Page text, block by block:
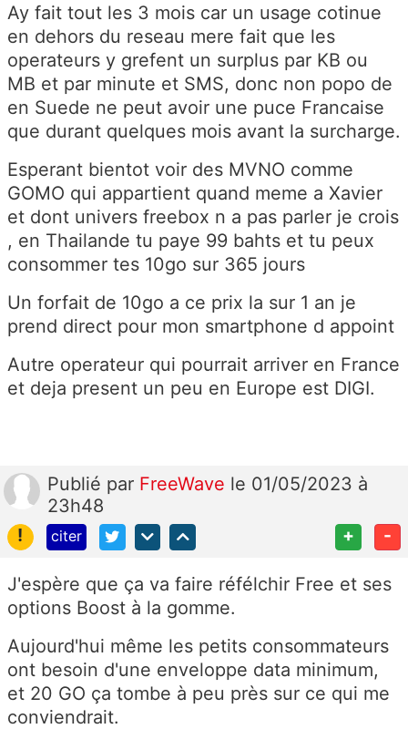
Ay fait tout les 3 mois car un usage cotinue
en dehors du reseau mere fait que les
operateurs y grefent un surplus par KB ou
MB et par minute et SMS, donc non popo de
en Suede ne peut avoir une puce Francaise
que durant quelques mois avant la surcharge.
Esperant bientot voir des MVNO comme
GOMO qui appartient quand meme a Xavier
et dont univers freebox n a pas parler je crois
, en Thailande tu paye 99 bahts et tu peux
consommer tes 10go sur 365 jours
Un forfait de 10go a ce prix la sur 1 an je
prend direct pour mon smartphone d appoint
Autre operateur qui pourrait arriver en France
et deja present un peu en Europe est DIGI.
Publié par FreeWave le 01/05/2023 à
23h48
!
citer + -
J'espère que ça va faire réfélchir Free et ses
options Boost à la gomme.
Aujourd'hui même les petits consommateurs
ont besoin d'une enveloppe data minimum,
et 20 GO ça tombe à peu près sur ce qui me
conviendrait.